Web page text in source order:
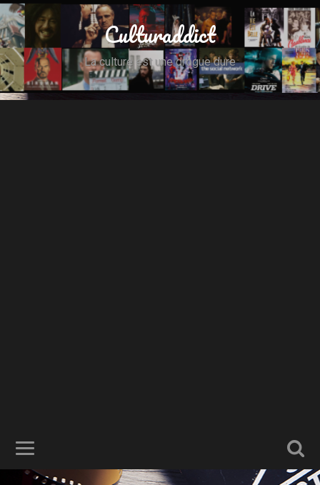
Culturaddict
La culture est une drogue dure